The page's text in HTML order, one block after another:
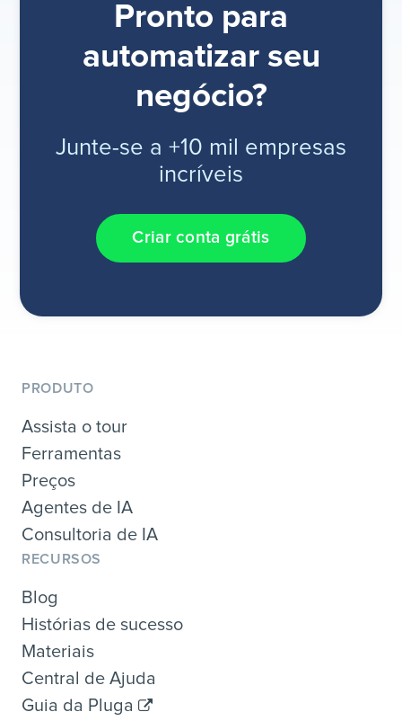
Pronto para
automatizar seu
negócio?
Junte-se a +10 mil empresas
incríveis
Criar conta grátis
PRODUTO
Assista o tour
Ferramentas
Preços
Agentes de IA
Consultoria de IA
RECURSOS
Blog
Histórias de sucesso
Materiais
Central de Ajuda
Guia da Pluga